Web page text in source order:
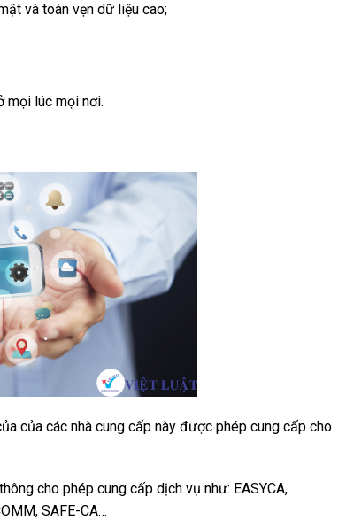
và toàn vẹn dữ liệu cao;
mọi lúc mọi nơi.
của các nhà cung cấp này được phép cung cấp cho
cho phép cung cấp dịch vụ như: EASYCA,
SAFE-CA…